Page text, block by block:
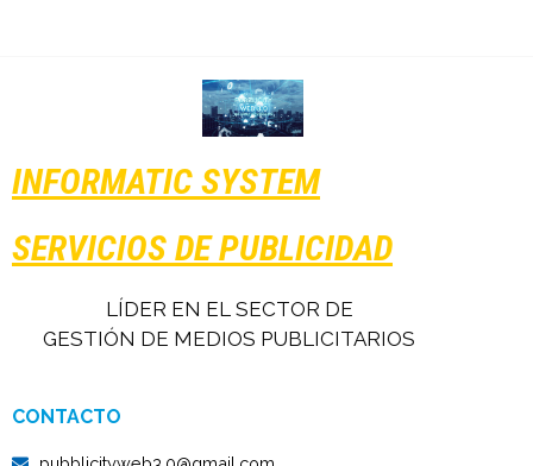
INFORMATIC SYSTEM
SERVICIOS DE PUBLICIDAD
LÍDER EN EL SECTOR DE
GESTIÓN DE MEDIOS PUBLICITARIOS
CONTACTO